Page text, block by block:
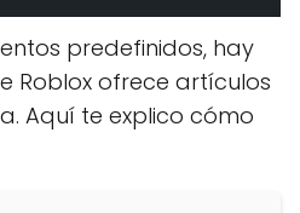
predefinidos, hay
Roblox ofrece artículos
Aquí te explico cómo